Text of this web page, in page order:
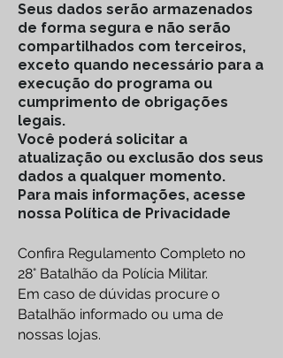
Seus dados serão armazenados
de forma segura e não serão
compartilhados com terceiros,
exceto quando necessário para a
execução do programa ou
cumprimento de obrigações
legais.
Você poderá solicitar a
atualização ou exclusão dos seus
dados a qualquer momento.
Para mais informações, acesse
nossa Política de Privacidade
Confira Regulamento Completo no
28° Batalhão da Polícia Militar.
Em caso de dúvidas procure o
Batalhão informado ou uma de
nossas lojas.